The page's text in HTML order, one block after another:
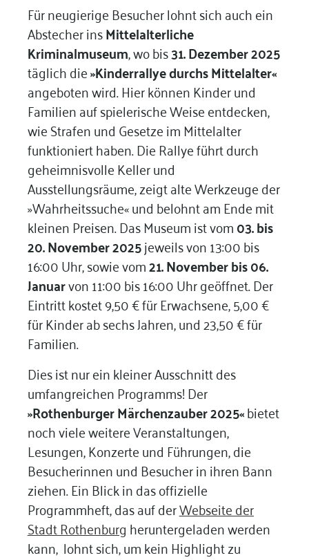
Für neugierige Besucher lohnt sich auch ein
Abstecher insMittelalterliche
Kriminalmuseum, wo bis31. Dezember 2025
täglich die»Kinderrallye durchs Mittelalter«
angeboten wird. Hier können Kinder und
Familien auf spielerische Weise entdecken,
wie Strafen und Gesetze im Mittelalter
funktioniert haben. Die Rallye führt durch
geheimnisvolle Keller und
Ausstellungsräume, zeigt alte Werkzeuge der
»Wahrheitssuche« und belohnt am Ende mit
kleinen Preisen. Das Museum ist vom03. bis
20. November 2025jeweils von 13:00 bis
16:00 Uhr, sowie vom21. November bis 06.
Januarvon 11:00 bis 16:00 Uhr geöffnet. Der
Eintritt kostet 9,50 € für Erwachsene, 5,00 €
für Kinder ab sechs Jahren, und 23,50 € für
Familien.
Dies ist nur ein kleiner Ausschnitt des
umfangreichen Programms! Der
»Rothenburger Märchenzauber 2025«bietet
noch viele weitere Veranstaltungen,
Lesungen, Konzerte und Führungen, die
Besucherinnen und Besucher in ihren Bann
ziehen. Ein Blick in das offizielle
Programmheft, das auf derWebseite der
Stadt Rothenburg heruntergeladen werden
kann, lohnt sich, um kein Highlight zu